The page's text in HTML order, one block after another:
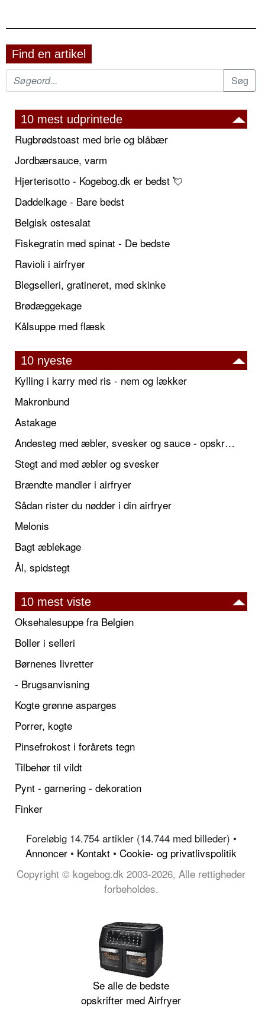
Find en artikel
10 mest udprintede
Rugbrødstoast med brie og blåbær
Jordbærsauce, varm
Hjerterisotto - Kogebog.dk er bedst 💘
Daddelkage - Bare bedst
Belgisk ostesalat
Fiskegratin med spinat - De bedste
Ravioli i airfryer
Blegselleri, gratineret, med skinke
Brødæggekage
Kålsuppe med flæsk
10 nyeste
Kylling i karry med ris - nem og lækker
Makronbund
Astakage
Andesteg med æbler, svesker og sauce - opskrift også til jul
Stegt and med æbler og svesker
Brændte mandler i airfryer
Sådan rister du nødder i din airfryer
Melonis
Bagt æblekage
Ål, spidstegt
10 mest viste
Oksehalesuppe fra Belgien
Boller i selleri
Børnenes livretter
- Brugsanvisning
Kogte grønne asparges
Porrer, kogte
Pinsefrokost i forårets tegn
Tilbehør til vildt
Pynt - garnering - dekoration
Finker
Foreløbig 14.754 artikler (14.744 med billeder) •
Annoncer • Kontakt • Cookie- og privatlivspolitik
Copyright © kogebog.dk 2003-2026, Alle rettigheder
forbeholdes.
Se alle de bedste
opskrifter med Airfryer